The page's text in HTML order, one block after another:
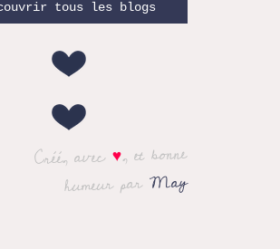
tous les blogs
Créé, avec♥, et bonne
humeur parMay